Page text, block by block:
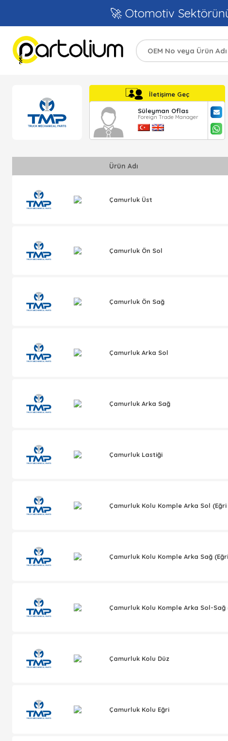
🚀 Otomotiv
İletişime Geç
Süleyman Oflas
Foreign Trade Manager
Ürün Adı
Çamurluk Üst
Çamurluk Ön Sol
Çamurluk Ön Sağ
Çamurluk Arka Sol
Çamurluk Arka Sağ
Çamurluk Lastiği
Çamurluk Kolu Komple Arka Sol
Çamurluk Kolu Komple Arka Sağ
Çamurluk Kolu Komple Arka Sol-Sağ
Çamurluk Kolu Düz
Çamurluk Kolu Eğri